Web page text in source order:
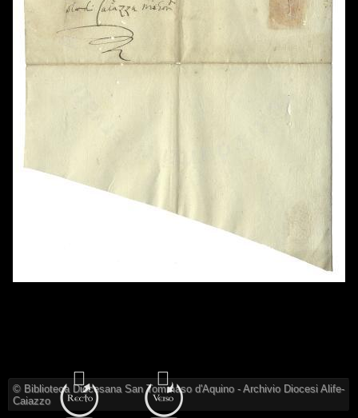
© Biblioteca Diocesana San Tommaso d'Aquino - Archivio Diocesi Alife-
Caiazzo